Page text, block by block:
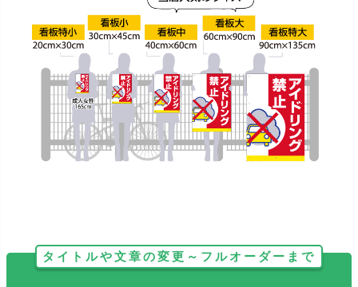
タイトルや文章の変更～フルオーダーまで